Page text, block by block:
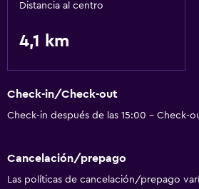
Distancia al centro
4,1 km
Check-in/Check-out
Check-in después de las 15:00 - Check-
Cancelación/prepago
Las políticas de cancelación/prepago